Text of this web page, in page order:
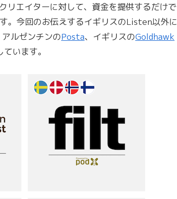
リエイターに対して、資金を提供するだけで
。今回のお伝えするイギリスのListen以外に
アルゼンチンのPosta、イギリスのGoldhawk
います。